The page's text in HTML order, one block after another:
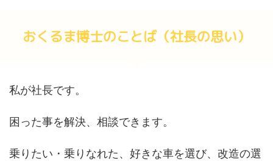
おくるま博士のことば（社長の思い）
私が社長です。
困った事を解決、相談できます。
乗りたい・乗りなれた、好きな車を選び、改造の選